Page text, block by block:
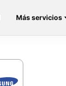
Más servicios